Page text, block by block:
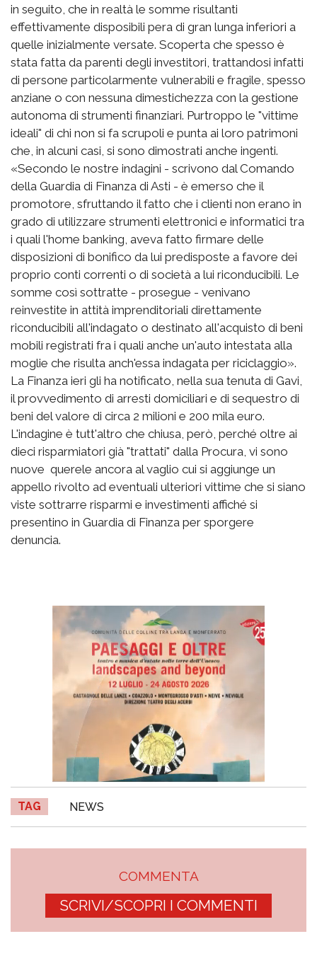
in seguito, che in realtà le somme risultanti
effettivamente disposibili pera di gran lunga inferiori a
quelle inizialmente versate. Scoperta che spesso è
stata fatta da parenti degli investitori, trattandosi infatti
di persone particolarmente vulnerabili e fragile, spesso
anziane o con nessuna dimestichezza con la gestione
autonoma di strumenti finanziari. Purtroppo le "vittime
ideali" di chi non si fa scrupoli e punta ai loro patrimoni
che, in alcuni casi, si sono dimostrati anche ingenti.
«Secondo le nostre indagini - scrivono dal Comando
della Guardia di Finanza di Asti - è emerso che il
promotore, sfruttando il fatto che i clienti non erano in
grado di utilizzare strumenti elettronici e informatici tra
i quali l'home banking, aveva fatto firmare delle
disposizioni di bonifico da lui predisposte a favore dei
proprio conti correnti o di società a lui riconducibili. Le
somme così sottratte - prosegue - venivano
reinvestite in attità imprenditoriali direttamente
riconducibili all'indagato o destinato all'acquisto di beni
mobili registrati fra i quali anche un'auto intestata alla
moglie che risulta anch'essa indagata per riciclaggio».
La Finanza ieri gli ha notificato, nella sua tenuta di Gavi,
il provvedimento di arresti domiciliari e di sequestro di
beni del valore di circa 2 milioni e 200 mila euro.
L'indagine è tutt'altro che chiusa, però, perché oltre ai
dieci risparmiatori già "trattati" dalla Procura, vi sono
nuove querele ancora al vaglio cui si aggiunge un
appello rivolto ad eventuali ulteriori vittime che si siano
viste sottrarre risparmi e investimenti affiché si
presentino in Guardia di Finanza per sporgere
denuncia.
TAG NEWS
COMMENTA
SCRIVI/SCOPRI I COMMENTI